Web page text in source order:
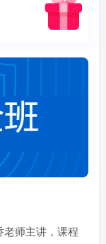
师主讲，课程